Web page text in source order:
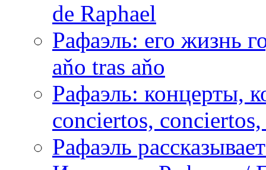
de Raphael
Рафаэль: его жизнь
aňo tras aňo
Рафаэль: концерты,
conciertos,
Рафаэль